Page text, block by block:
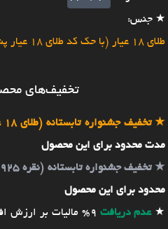
★ جنس:
طلای 18 عیار (با حک کد طلای 18 عیار پشت کار)
تخفیف‌های
★تخفیف جشنواره تابستانه (طلای 18 عیار):
مدت محدود برای این محصول
★تخفیف جشنواره تابستانه (نقره 925):
محدود برای این محصول
★عدم دریافت 9% مالیات بر ارزش افزوده (به مبلغ